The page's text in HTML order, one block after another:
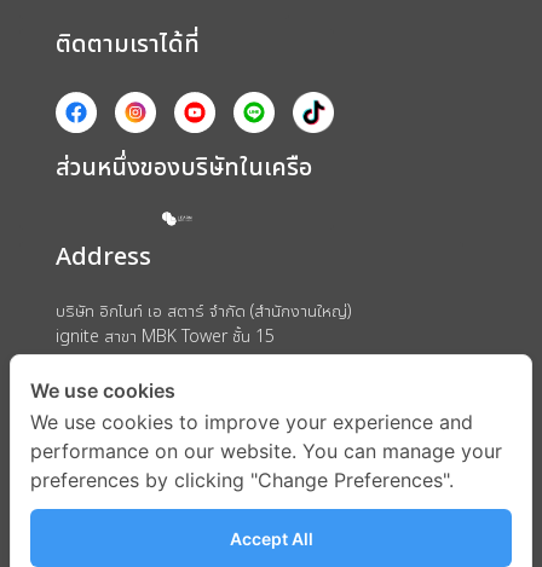
ติดตามเราได้ที่
ส่วนหนึ่งของบริษัทในเครือ
Address
บริษัท อิกไนท์ เอ สตาร์ จำกัด (สำนักงานใหญ่)
ignite สาขา MBK Tower ชั้น 15
ถนนพญาไท แขวงวังใหม่ เขตปทุมวัน กรุงเทพมหานคร 10330
We use cookies
We use cookies to improve your experience and
performance on our website. You can manage your
preferences by clicking "Change Preferences".
Accept All